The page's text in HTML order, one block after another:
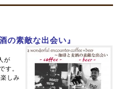
の素敵な出会い』
が
す。
しみ